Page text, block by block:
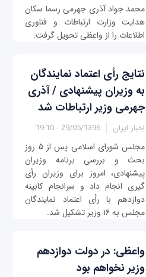
محمد جواد آذری جهرمی رسما سکان
هدایت وزارت ارتباطات و فناوری
اطلاعات را از واعظی تحویل گرفت.
نتایج رأی اعتماد نمایندگان
به وزیران پیشنهادی / آذری
جهرمی وزیر ارتباطات شد
اخبار ایران 29/05/1396 - 19:10
مجلس شورای اسلامی پس از ۵ روز
بحث و بررسی برنامه وزیران
پیشنهادی، امروز برای وزیران رأی
گیری انجام داد و سرانجام کابینه
دوازدهم با رأی اعتماد نمایندگان
مجلس به ۱۶ وزیر تشکیل شد.
واعظی: در دولت دوازدهم
وزیر نخواهم بود